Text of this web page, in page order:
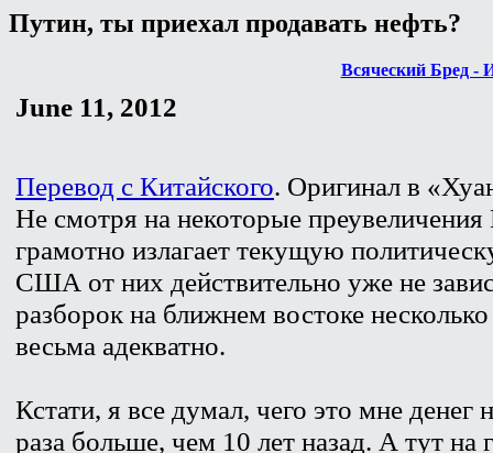
Путин, ты приехал продавать нефть?
Всяческий Бред -
June 11, 2012
Перевод с Китайского. Оригинал в
Не смотря на некоторые преувеличения
грамотно излагает текущую
США от них действительно уже не
разборок на ближнем востоке
весьма адекватно.
Кстати, я все думал, чего это мне
раза больше, чем 10 лет назад. А тут на